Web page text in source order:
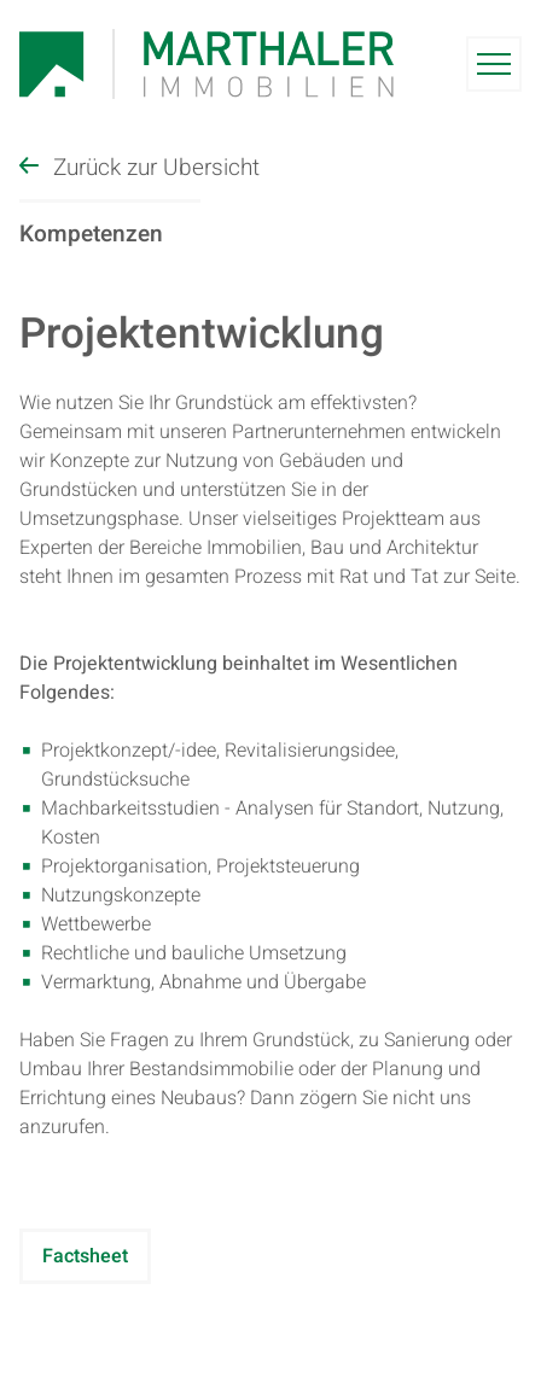
Zurück zur Übersicht
Kompetenzen
Pro­jekt­ent­wick­lung
Wie nutzen Sie Ihr Grundstück am effektivsten?
Gemeinsam mit unseren Partnerunternehmen entwickeln
wir Konzepte zur Nutzung von Gebäuden und
Grundstücken und unterstützen Sie in der
Umsetzungsphase. Unser vielseitiges Projektteam aus
Experten der Bereiche Immobilien, Bau und Architektur
steht Ihnen im gesamten Prozess mit Rat und Tat zur Seite.
Die Projektentwicklung beinhaltet im Wesentlichen
Folgendes:
Projektkonzept/-idee, Revitalisierungsidee,
Grundstücksuche
Machbarkeitsstudien - Analysen für Standort, Nutzung,
Kosten
Projektorganisation, Projektsteuerung
Nutzungskonzepte
Wettbewerbe
Rechtliche und bauliche Umsetzung
Vermarktung, Abnahme und Übergabe
Haben Sie Fragen zu Ihrem Grundstück, zu Sanierung oder
Umbau Ihrer Bestandsimmobilie oder der Planung und
Errichtung eines Neubaus? Dann zögern Sie nicht uns
anzurufen.
Factsheet